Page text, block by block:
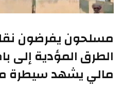
مسلحون يفرضون
الطرق المؤدية إلى
مالي يشهد سيطرة